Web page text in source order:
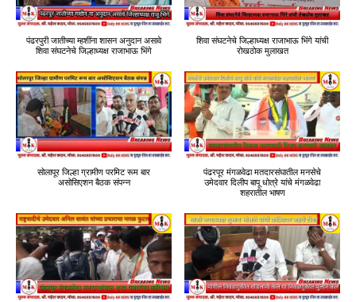
पंढरपुरी जातीच्या म्हशींना शासन अनुदान असावे
शिवा संघटनेचे जिल्हाध्यक्ष राजाभाऊ भिंगे
शिवा संघटनेचे जिल्हाध्यक्ष राजाभाऊ भिंगे यांची
रोखठोक मुलाखत
सोलापूर जिल्हा ग्रामीण परमिट रूम बार
असोसिएशन बैठक संपन्न
पंढरपूर मंगळवेढा मतदारसंघातील मनसेचे
उमेदवार दिलीप बापू धोत्रे यांचे मंगळवेढा
शहरातील भाषण